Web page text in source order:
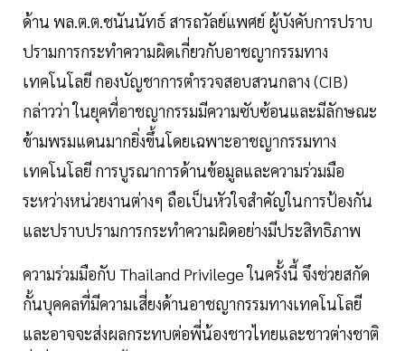
ด้าน พล.ต.ต.ชนันนัทธ์ สารถวัลย์แพศย์ ผู้บังคับการปราบ
ปรามการกระทำความผิดเกี่ยวกับอาชญากรรมทาง
เทคโนโลยี กองบัญชาการตำรวจสอบสวนกลาง (CIB)
กล่าวว่า ในยุคที่อาชญากรรมมีความซับซ้อนและมีลักษณะ
ข้ามพรมแดนมากยิ่งขึ้นโดยเฉพาะอาชญากรรมทาง
เทคโนโลยี การบูรณาการด้านข้อมูลและความร่วมมือ
ระหว่างหน่วยงานต่างๆ ถือเป็นหัวใจสำคัญในการป้องกัน
และปราบปรามการกระทำความผิดอย่างมีประสิทธิภาพ
ความร่วมมือกับ Thailand Privilege ในครั้งนี้ จึงช่วยสกัด
กั้นบุคคลที่มีความเสี่ยงด้านอาชญากรรมทางเทคโนโลยี
และอาจจะส่งผลกระทบต่อพี่น้องชาวไทยและชาวต่างชาติ